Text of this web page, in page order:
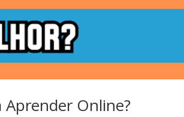
Online?